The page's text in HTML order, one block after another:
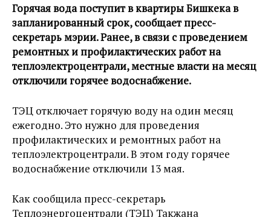
Горячая вода поступит в квартиры Бишкека в
запланированный срок, сообщает пресс-
секретарь мэрии. Ранее, в связи с проведением
ремонтных и профилактических работ на
теплоэлектроцентрали, местные власти на месяц
отключили горячее водоснабжение.
ТЭЦ отключает горячую воду на один месяц
ежегодно. Это нужно для проведения
профилактических и ремонтных работ на
теплоэлектроцентрали. В этом году горячее
водоснабжение отключили 13 мая.
Как сообщила пресс-секретарь
Теплоэнергоцентрали (ТЭЦ) Такжана